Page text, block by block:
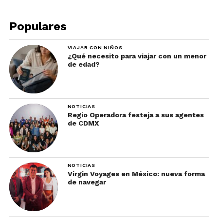
estás en Downtown
Fotos: Visit Orlando
El centro de Orlando o Downtown Orlando podría
parecer la parte menos divertida del destino.
Populares
VIAJAR CON NIÑOS
¿Qué necesito para viajar con un menor
de edad?
NOTICIAS
Regio Operadora festeja a sus agentes
de CDMX
NOTICIAS
Virgin Voyages en México: nueva forma
de navegar